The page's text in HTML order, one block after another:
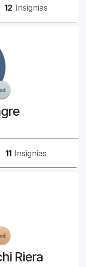
12 Insignias
11 Insignias
Riera